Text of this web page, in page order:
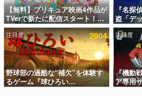
インタビュー
連載・特集一覧
殿堂入り記事
SNS拡散数が数千以上！ ペー
ど。多くの人々に読まれた、電
事をまとめました。
【無料】プリキュア映画4作品が
TVerで新たに配信スタート！な
んと2018年～2024年の映画ほぼ
すべてが見放題に、ぶっちゃけ
ありえないラインナップ
『名探
盗「デ
キャス
明。『
界生活
シスマ
注目度 2904
野球部の過酷な“補欠”を体験す
るゲーム『球ひろい
Simulator』が「1件」のウィッ
注目度
『機動
ア専用
散水ホ